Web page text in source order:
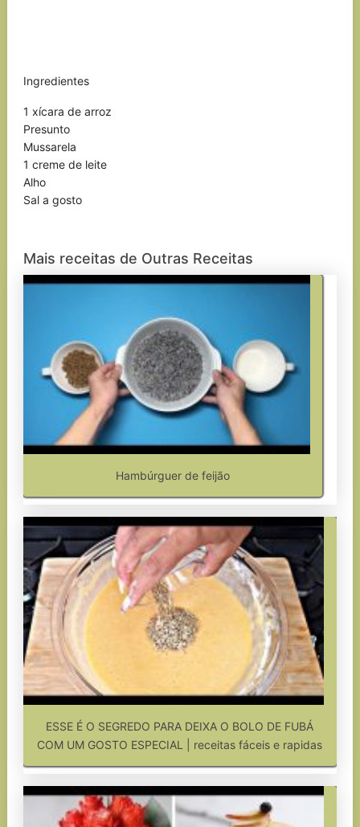
Ingredientes
1 xícara de arroz
Presunto
Mussarela
1 creme de leite
Alho
Sal a gosto
Mais receitas de Outras Receitas
Hambúrguer de feijão
ESSE É O SEGREDO PARA DEIXA O BOLO DE FUBÁ
COM UM GOSTO ESPECIAL | receitas fáceis e rapidas